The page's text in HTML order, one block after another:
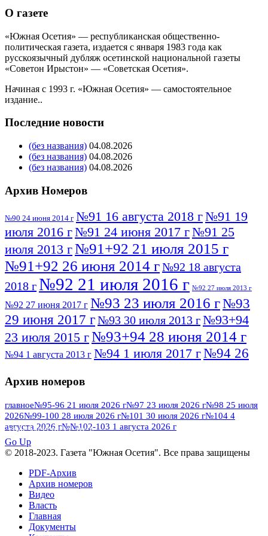
О газете
«Южная Осетия» — республиканская общественно-
политическая газета, издается с января 1983 года как
русскоязычный дубляж осетинской национальной газеты
«Советон Ирыстон» — «Советская Осетия».
Начиная с 1993 г. «Южная Осетия» — самостоятельное
издание..
Последние новости
(без названия) 04.08.2026
(без названия) 04.08.2026
(без названия) 04.08.2026
Архив Номеров
№90 24 июня 2014 г №91 16 августа 2018 г№91 19
июля 2016 г№91 24 июня 2017 г№91 25
июля 2013 г№91+92 21 июля 2015 г
№91+92 26 июня 2014 г№92 18 августа
2018 г№92 21 июля 2016 г №92 27 июля 2013 г
№92 27 июня 2017 г №93 23 июля 2016 г№93
29 июня 2017 г№93 30 июля 2013 г№93+94
23 июля 2015 г№93+94 28 июня 2014 г
№94 1 августа 2013 г №94 1 июля 2017 г№94 26
№95 7 августа 2012 г
№95 28 июля 2016 г №95+96 3 августа
2013 г№96 6 июля 2017 г№96 9 августа
2012 г
№96+97 30 июля 2016 г №97 6 августа 2013 г №97
8 июля 2017 г
№97 30 июля 2015 г
№98 2 августа 2016 г
августа 2013 г №98 14 августа 2012 г
Архив номеров
главное№95-96 21 июля 2026 г№97 23 июля 2026 г№98 25 июля
2026№99-100 28 июля 2026 г№101 30 июля 2026 г№104 4
августа 2026 г№№102-103 1 августа 2026 г
ПОСМОТРЕТЬ ВСЕ
Go Up
© 2018-2023. Газета "Южная Осетия". Все права защищены
PDF-Архив
Архив номеров
Видео
Власть
Главная
Документы